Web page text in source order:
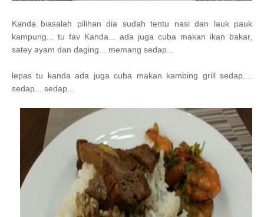
Kanda biasalah pilihan dia sudah tentu nasi dan lauk pauk
kampung... tu fav Kanda... ada juga cuba makan ikan bakar,
satey ayam dan daging... memang sedap...
lepas tu kanda ada juga cuba makan kambing grill sedap....
sedap... sedap...